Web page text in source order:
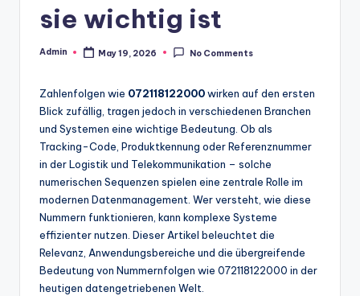
sie wichtig ist
Posted
Admin May 19, 2026 No Comments
Zahlenfolgen wie 072118122000wirken auf den ersten
Blick zufällig, tragen jedoch in verschiedenen Branchen
und Systemen eine wichtige Bedeutung. Ob als
Tracking-Code, Produktkennung oder Referenznummer
in der Logistik und Telekommunikation – solche
numerischen Sequenzen spielen eine zentrale Rolle im
modernen Datenmanagement. Wer versteht, wie diese
Nummern funktionieren, kann komplexe Systeme
effizienter nutzen. Dieser Artikel beleuchtet die
Relevanz, Anwendungsbereiche und die übergreifende
Bedeutung von Nummernfolgen wie 072118122000 in der
heutigen datengetriebenen Welt.